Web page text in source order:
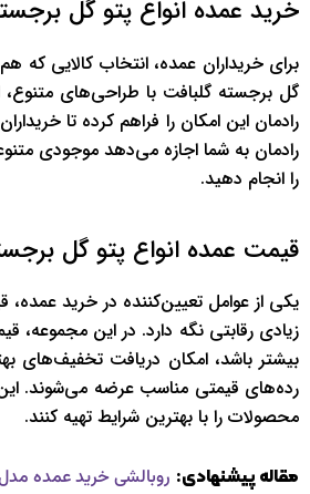
خريد عمده انواع پتو گل
براي خريداران عمده، انتخاب کالايي که
گل برجسته گلبافت با طراحي‌هاي متنوع،
رادمان اين امکان را فراهم کرده تا
رادمان به شما اجازه مي‌دهد موجودي
را انجام دهيد.
قيمت عمده انواع پتو گل
يکي از عوامل تعيين‌کننده در خريد
زيادي رقابتي نگه دارد. در اين
بيشتر باشد، امکان دريافت تخفيف‌هاي
رده‌هاي قيمتي مناسب عرضه مي‌شوند. اين
محصولات را با بهترين شرايط تهيه کنند.
مقاله پیشنهادی: روبالشی خرید عمده